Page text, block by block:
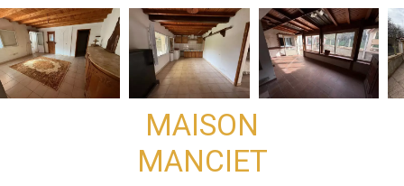
MAISON
MANCIET